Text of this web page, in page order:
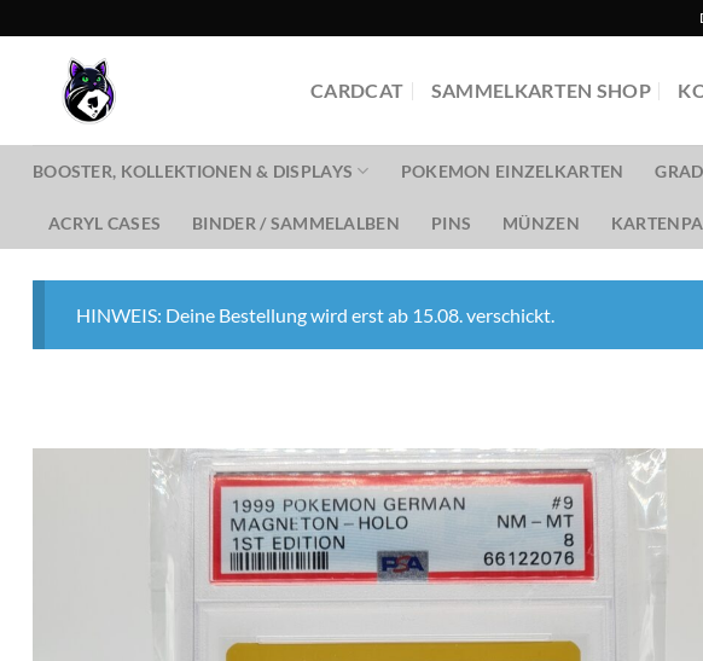
Inhalt
springen
CARDCAT SAMMELKARTEN SHOP
BOOSTER, KOLLEKTIONEN & DISPLAYS POKEMON EINZELKARTEN
ACRYL CASES BINDER / SAMMELALBEN PINS MÜNZEN
HINWEIS: Deine Bestellung wird erst ab 15.08. verschickt.